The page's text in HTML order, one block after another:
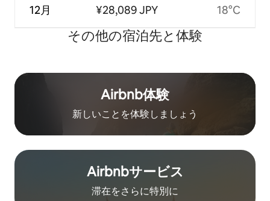
12月 ¥28,089 JPY 18°C
その他の宿⁠泊⁠先と体⁠験
Airbnb体験
新しいことを体験しましょう
Airbnb⁠サ⁠ー⁠ビ⁠ス
滞在をさ⁠ら⁠に特⁠別⁠に